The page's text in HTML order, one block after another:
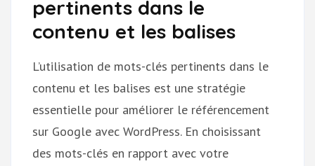
pertinents dans le
contenu et les balises
L’utilisation de mots-clés pertinents dans le
contenu et les balises est une stratégie
essentielle pour améliorer le référencement
sur Google avec WordPress. En choisissant
des mots-clés en rapport avec votre